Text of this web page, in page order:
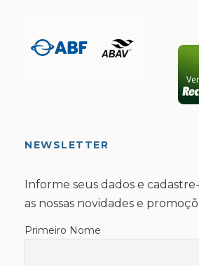
NEWSLETTER
Informe seus dados e
as nossas novidades e
Primeiro Nome